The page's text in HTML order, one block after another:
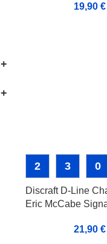
+
+
19,90 €
2 3 0
Discraft D-Line
Eric McCabe
21,90 €